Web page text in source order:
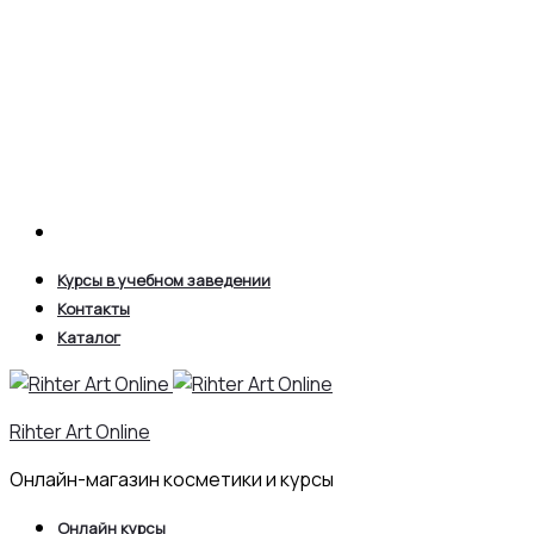
Курсы в учебном заведении
Контакты
Каталог
Rihter Art Online
Онлайн-магазин косметики и курсы
Онлайн курсы